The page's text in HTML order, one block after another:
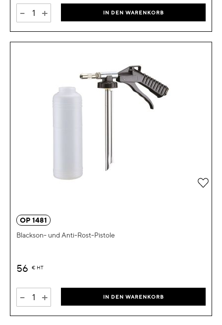
- + IN DEN WARENKORB
OP 1481
Blackson- und Anti-Rost-Pistole
56 € HT
- + IN DEN WARENKORB
Zur